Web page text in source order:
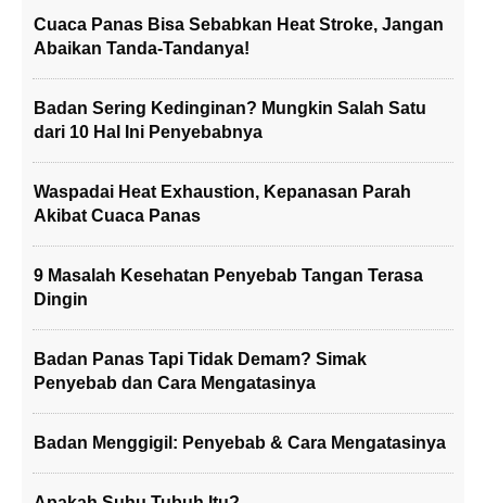
Cuaca Panas Bisa Sebabkan Heat Stroke, Jangan
Abaikan Tanda-Tandanya!
Badan Sering Kedinginan? Mungkin Salah Satu
dari 10 Hal Ini Penyebabnya
Waspadai Heat Exhaustion, Kepanasan Parah
Akibat Cuaca Panas
9 Masalah Kesehatan Penyebab Tangan Terasa
Dingin
Badan Panas Tapi Tidak Demam? Simak
Penyebab dan Cara Mengatasinya
Badan Menggigil: Penyebab & Cara Mengatasinya